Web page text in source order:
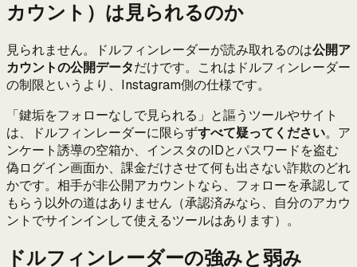
カウント）は見られるのか
見られません。ドルフィンレーダーが読み取れるのは公開ア
カウントの公開データだけです。これはドルフィンレーダー
の制限というより、Instagram側の仕様です。
「鍵垢をフォローなしで見られる」と謳うツールやサイト
は、ドルフィンレーダーに限らずすべて疑ってください。ア
ンケート誘導の空箱か、インスタのIDとパスワードを盗む
偽ログイン画面か、課金だけさせて何も出さない詐欺のどれ
かです。相手が非公開アカウントなら、フォローを承認して
もらう以外の道はありません（承認済みなら、自分のアカウ
ントでサインインして使えるツールはあります）。
ドルフィンレーダーの強みと弱み